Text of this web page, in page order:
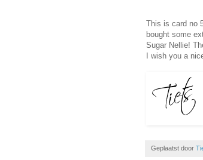
This is card no
bought some
Sugar Nellie!
I wish you a
Geplaatst door